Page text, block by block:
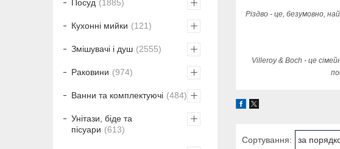
Різдво - це, безумовно,
Villeroy & Boch - це
Посуд 1885
Кухонні мийки 121
Змішувачі і душ 2555
Раковини 974
Ванни та комплектуючі 484
Унітази, біде та
пісуари
613